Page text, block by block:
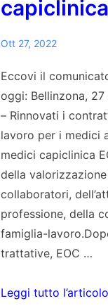
Terapeutici
Temporanei
e
Soggiorni
Temporanei
(ST)
presso
la
Casa
anziani
Malcantonese
Ott 27, 2022
Eccovi il
oggi: Bellinzona,
– Rinnovati i
lavoro per i medici
medici capiclinica
della
collaboratori,
professione, della
famiglia-
trattative, EOC …
Rinnovati
Leggi tutto